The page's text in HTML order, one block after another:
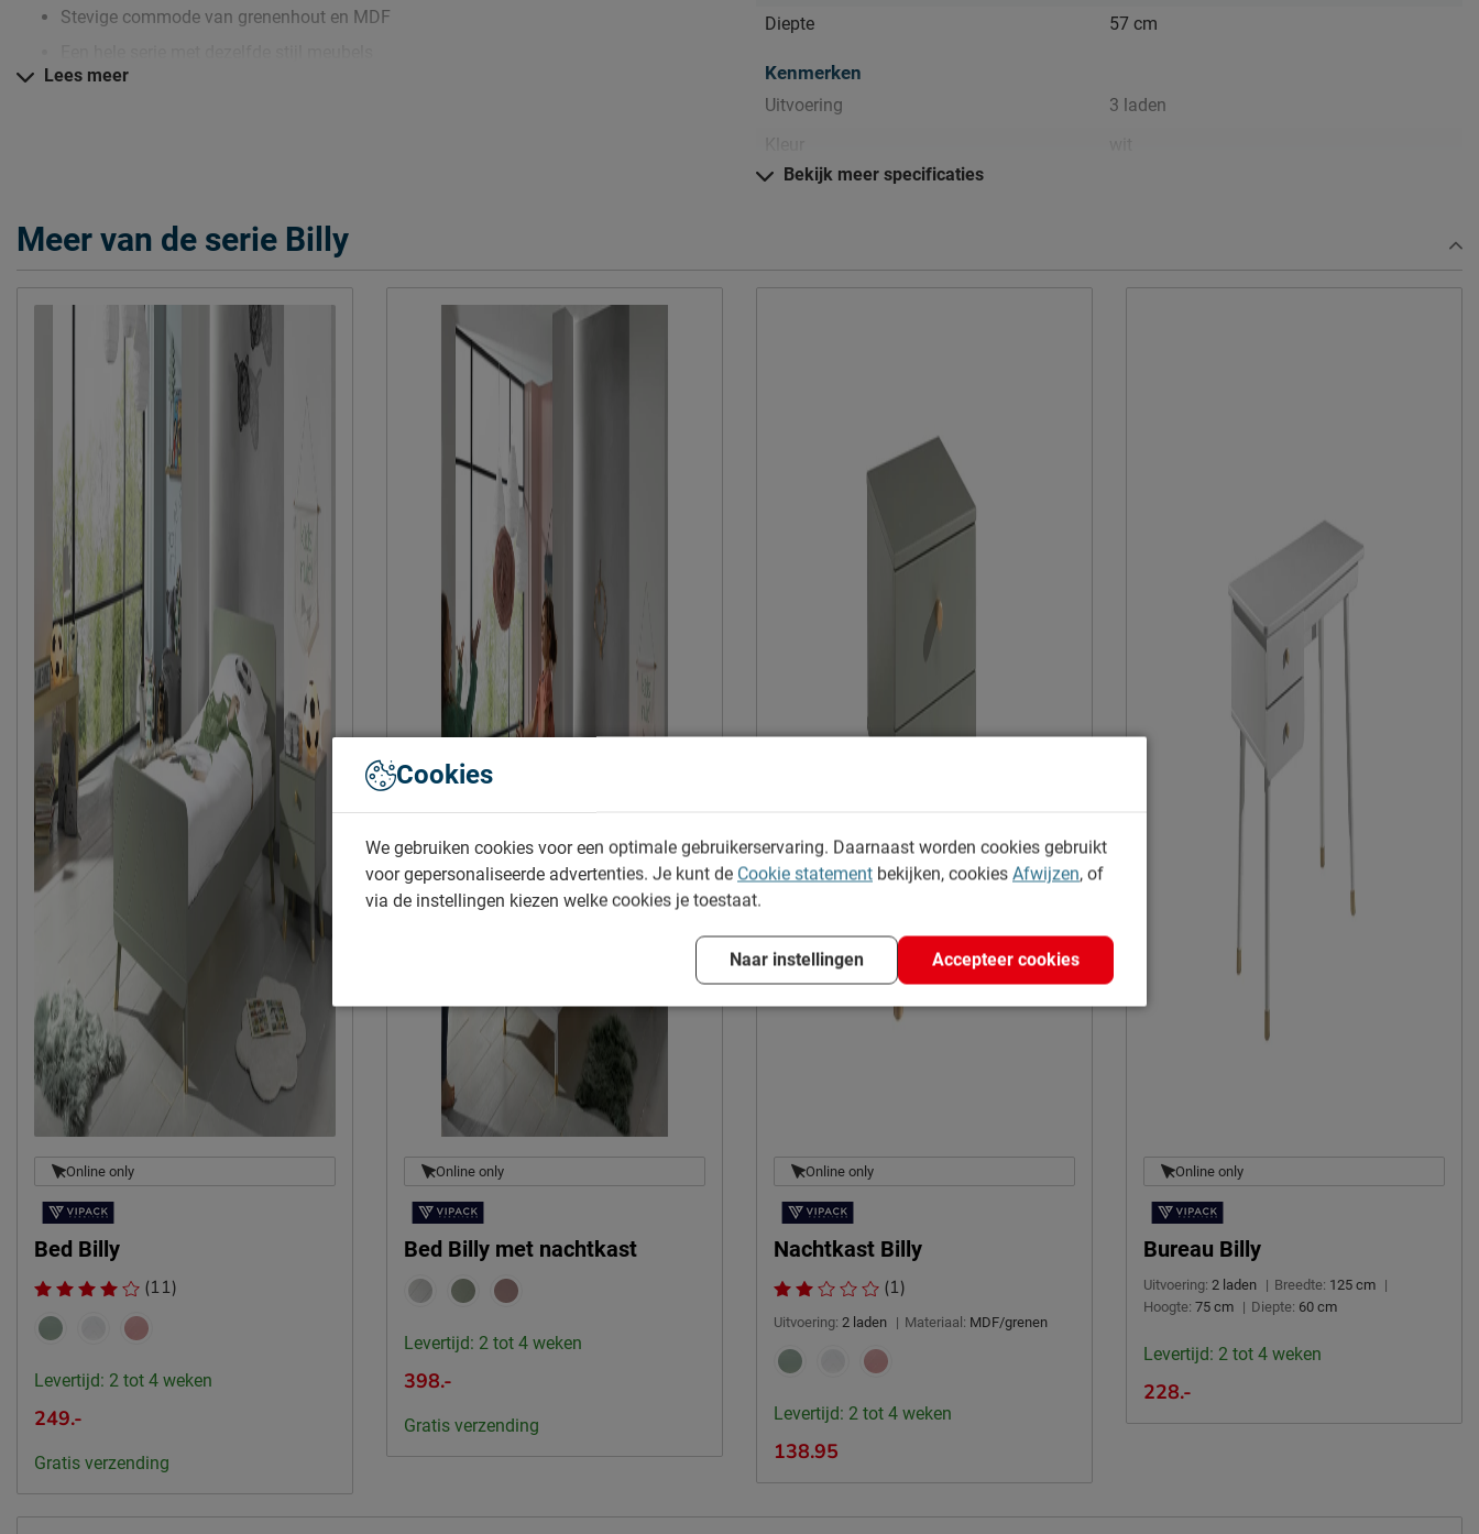
Stevige commode van grenenhout en MDF
Lees meer
Diepte
57 cm
Kenmerken
Uitvoering
3 laden
Kleur
Goed om te weten
Meulebeeksestraat 51, 8710, Wielsbeke,
Bekijk meer specificaties
Meer van de serie Billy
Online only
Bed Billy
(11)
Levertijd: 2 tot 4 weken
249.-
Gratis verzending
Online only
Bed Billy met nachtkast
Levertijd: 2 tot 4 weken
398.-
Gratis verzending
Online only
Nachtkast Billy
(1)
Uitvoering: 2 laden | Materiaal: MDF/grenen
Levertijd: 2 tot 4 weken
138.95
Online only
Bureau Billy
Uitvoering: 2 laden | Breedte: 125 cm |
Hoogte: 75 cm | Diepte: 60 cm
Levertijd: 2 tot 4 weken
228.-
Cookies
We gebruiken cookies voor een optimale gebruikerservaring. Daarnaast worden cookies gebruikt
voor gepersonaliseerde advertenties. Je kunt de Cookie statement bekijken, cookies Afwijzen, of
via de instellingen kiezen welke cookies je toestaat.
Naar instellingen Accepteer cookies